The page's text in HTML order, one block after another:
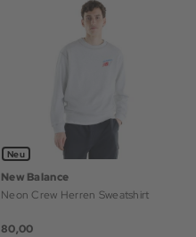
Neu
New Balance
Neon Crew Herren Sweatshirt
80,00